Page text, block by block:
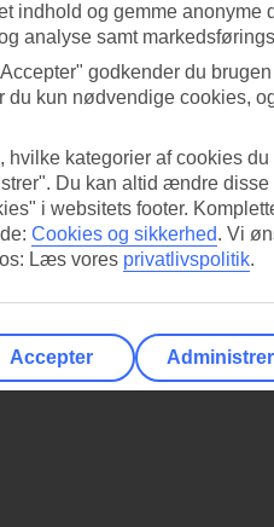
indhold og gemme anonyme
analyse samt
godkender du
du kun nødvendige cookies,
kategorier af cookies
Du kan altid ændre
i websitets footer.
Cookies og sikkerhed. Vi
Læs vores privatlivspolitik.
Accepter Administrer